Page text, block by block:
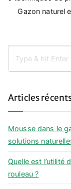
l’article
Gazon naturel
Articles
Mousse dans le
solutions
Quelle est l’utilité
rouleau ?